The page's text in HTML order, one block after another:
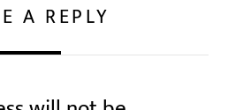
A REPLY